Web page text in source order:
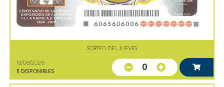
SORTEO DEL JUEVES
13/08/2026
1 DISPONIBLES 0